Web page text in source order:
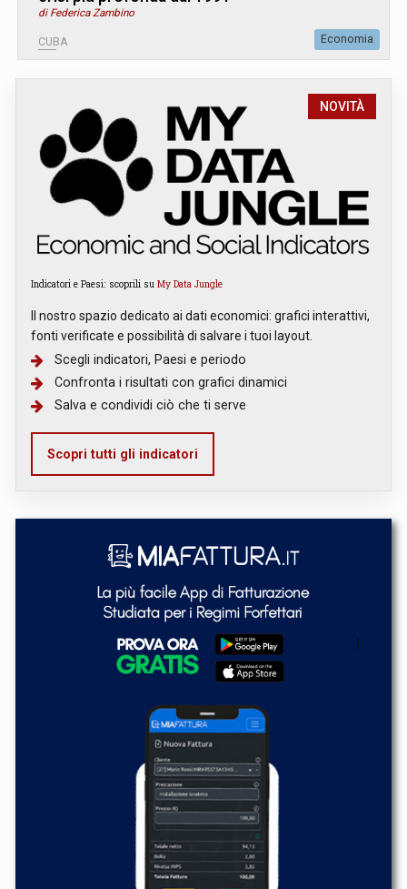
di Federica Zambino
CUBA Economia
NOVITÀ
Indicatori e Paesi: scoprili su My Data Jungle
Il nostro spazio dedicato ai dati economici: grafici interattivi,
fonti verificate e possibilità di salvare i tuoi layout.
Scegli indicatori, Paesi e periodo
Confronta i risultati con grafici dinamici
Salva e condividi ciò che ti serve
Scopri tutti gli indicatori